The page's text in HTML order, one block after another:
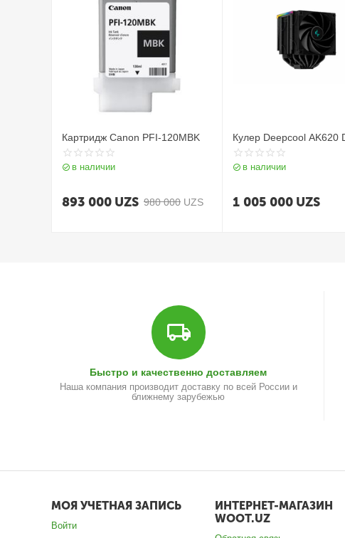
Картридж Canon PFI-120MBK
в наличии
980 000 UZS
893 000 UZS
Кулер Deepcool AK620
в наличии
1 005 000 UZS
Быстро и качественно доставляем
Наша компания производит доставку по всей России и
ближнему зарубежью
МОЯ УЧЕТНАЯ ЗАПИСЬ
Войти
ИНТЕРНЕТ-МАГАЗИН
WOOT.UZ